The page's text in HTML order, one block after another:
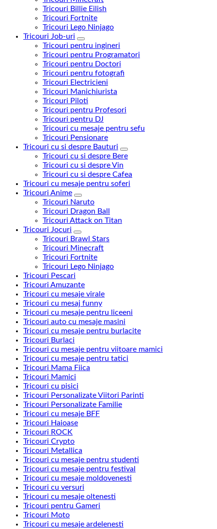
Tricouri Billie Eilish
Tricouri Fortnite
Tricouri Lego Ninjago
Tricouri Job-uri
Tricouri pentru ingineri
Tricouri pentru Programatori
Tricouri pentru Doctori
Tricouri pentru fotografi
Tricouri Electricieni
Tricouri Manichiurista
Tricouri Piloti
Tricouri pentru Profesori
Tricouri pentru DJ
Tricouri cu mesaje pentru sefu
Tricouri Pensionare
Tricouri cu si despre Bauturi
Tricouri cu si despre Bere
Tricouri cu si despre Vin
Tricouri cu si despre Cafea
Tricouri cu mesaje pentru soferi
Tricouri Anime
Tricouri Naruto
Tricouri Dragon Ball
Tricouri Attack on Titan
Tricouri Jocuri
Tricouri Brawl Stars
Tricouri Minecraft
Tricouri Fortnite
Tricouri Lego Ninjago
Tricouri Pescari
Tricouri Amuzante
Tricouri cu mesaje virale
Tricouri cu mesaj funny
Tricouri cu mesaje pentru liceeni
Tricouri auto cu mesaje masini
Tricouri cu mesaje pentru burlacite
Tricouri Burlaci
Tricouri cu mesaje pentru viitoare mamici
Tricouri cu mesaje pentru tatici
Tricouri Mama Fiica
Tricouri Mamici
Tricouri cu pisici
Tricouri Personalizate Viitori Parinti
Tricouri Personalizate Familie
Tricouri cu mesaje BFF
Tricouri Haioase
Tricouri ROCK
Tricouri Crypto
Tricouri Metallica
Tricouri cu mesaje pentru studenti
Tricouri cu mesaje pentru festival
Tricouri cu mesaje moldovenesti
Tricouri cu versuri
Tricouri cu mesaje oltenesti
Tricouri pentru Gameri
Tricouri Moto
Tricouri cu mesaje ardelenesti